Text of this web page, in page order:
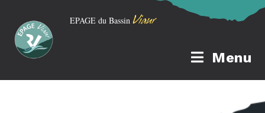
EPAGE du BassinViaur
Menu